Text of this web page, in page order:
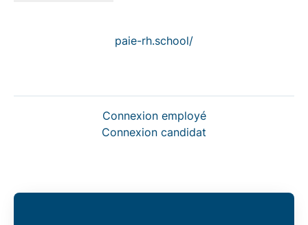
paie-rh.school/
Connexion employé
Connexion candidat